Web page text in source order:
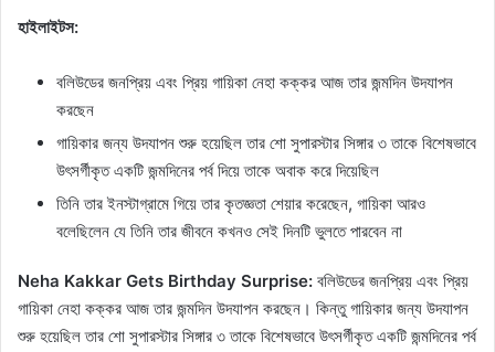
হাইলাইটস:
বলিউডের জনপ্রিয় এবং প্রিয় গায়িকা নেহা কক্কর আজ তার জন্মদিন উদযাপন
করছেন
গায়িকার জন্য উদযাপন শুরু হয়েছিল তার শো সুপারস্টার সিঙ্গার ৩ তাকে বিশেষভাবে
উৎসর্গীকৃত একটি জন্মদিনের পর্ব দিয়ে তাকে অবাক করে দিয়েছিল
তিনি তার ইনস্টাগ্রামে গিয়ে তার কৃতজ্ঞতা শেয়ার করেছেন, গায়িকা আরও
বলেছিলেন যে তিনি তার জীবনে কখনও সেই দিনটি ভুলতে পারবেন না
Neha Kakkar Gets Birthday Surprise: বলিউডের জনপ্রিয় এবং প্রিয়
গায়িকা নেহা কক্কর আজ তার জন্মদিন উদযাপন করছেন। কিন্তু গায়িকার জন্য উদযাপন
শুরু হয়েছিল তার শো সুপারস্টার সিঙ্গার ৩ তাকে বিশেষভাবে উৎসর্গীকৃত একটি জন্মদিনের পর্ব